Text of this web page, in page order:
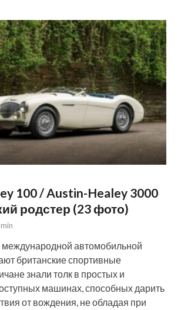
100 / Austin-Healey 3000
родстер (23 фото)
автомобильной
британские спортивные
знали толк в простых и
машинах, способных дарить
от вождения, не обладая при